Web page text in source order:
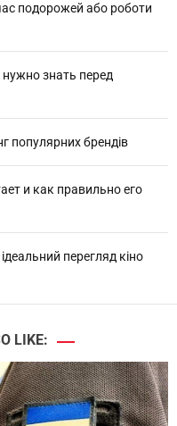
подорожей або роботи
знать перед
популярних брендів
и как правильно его
перегляд кіно
LIKE: